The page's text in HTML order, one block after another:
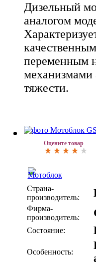
Дизельный
аналогом
переменным
механизмами
тяжести.
Оцените товар
Страна-
производитель:
Фирма-
производитель:
Состояние:
Особенность: